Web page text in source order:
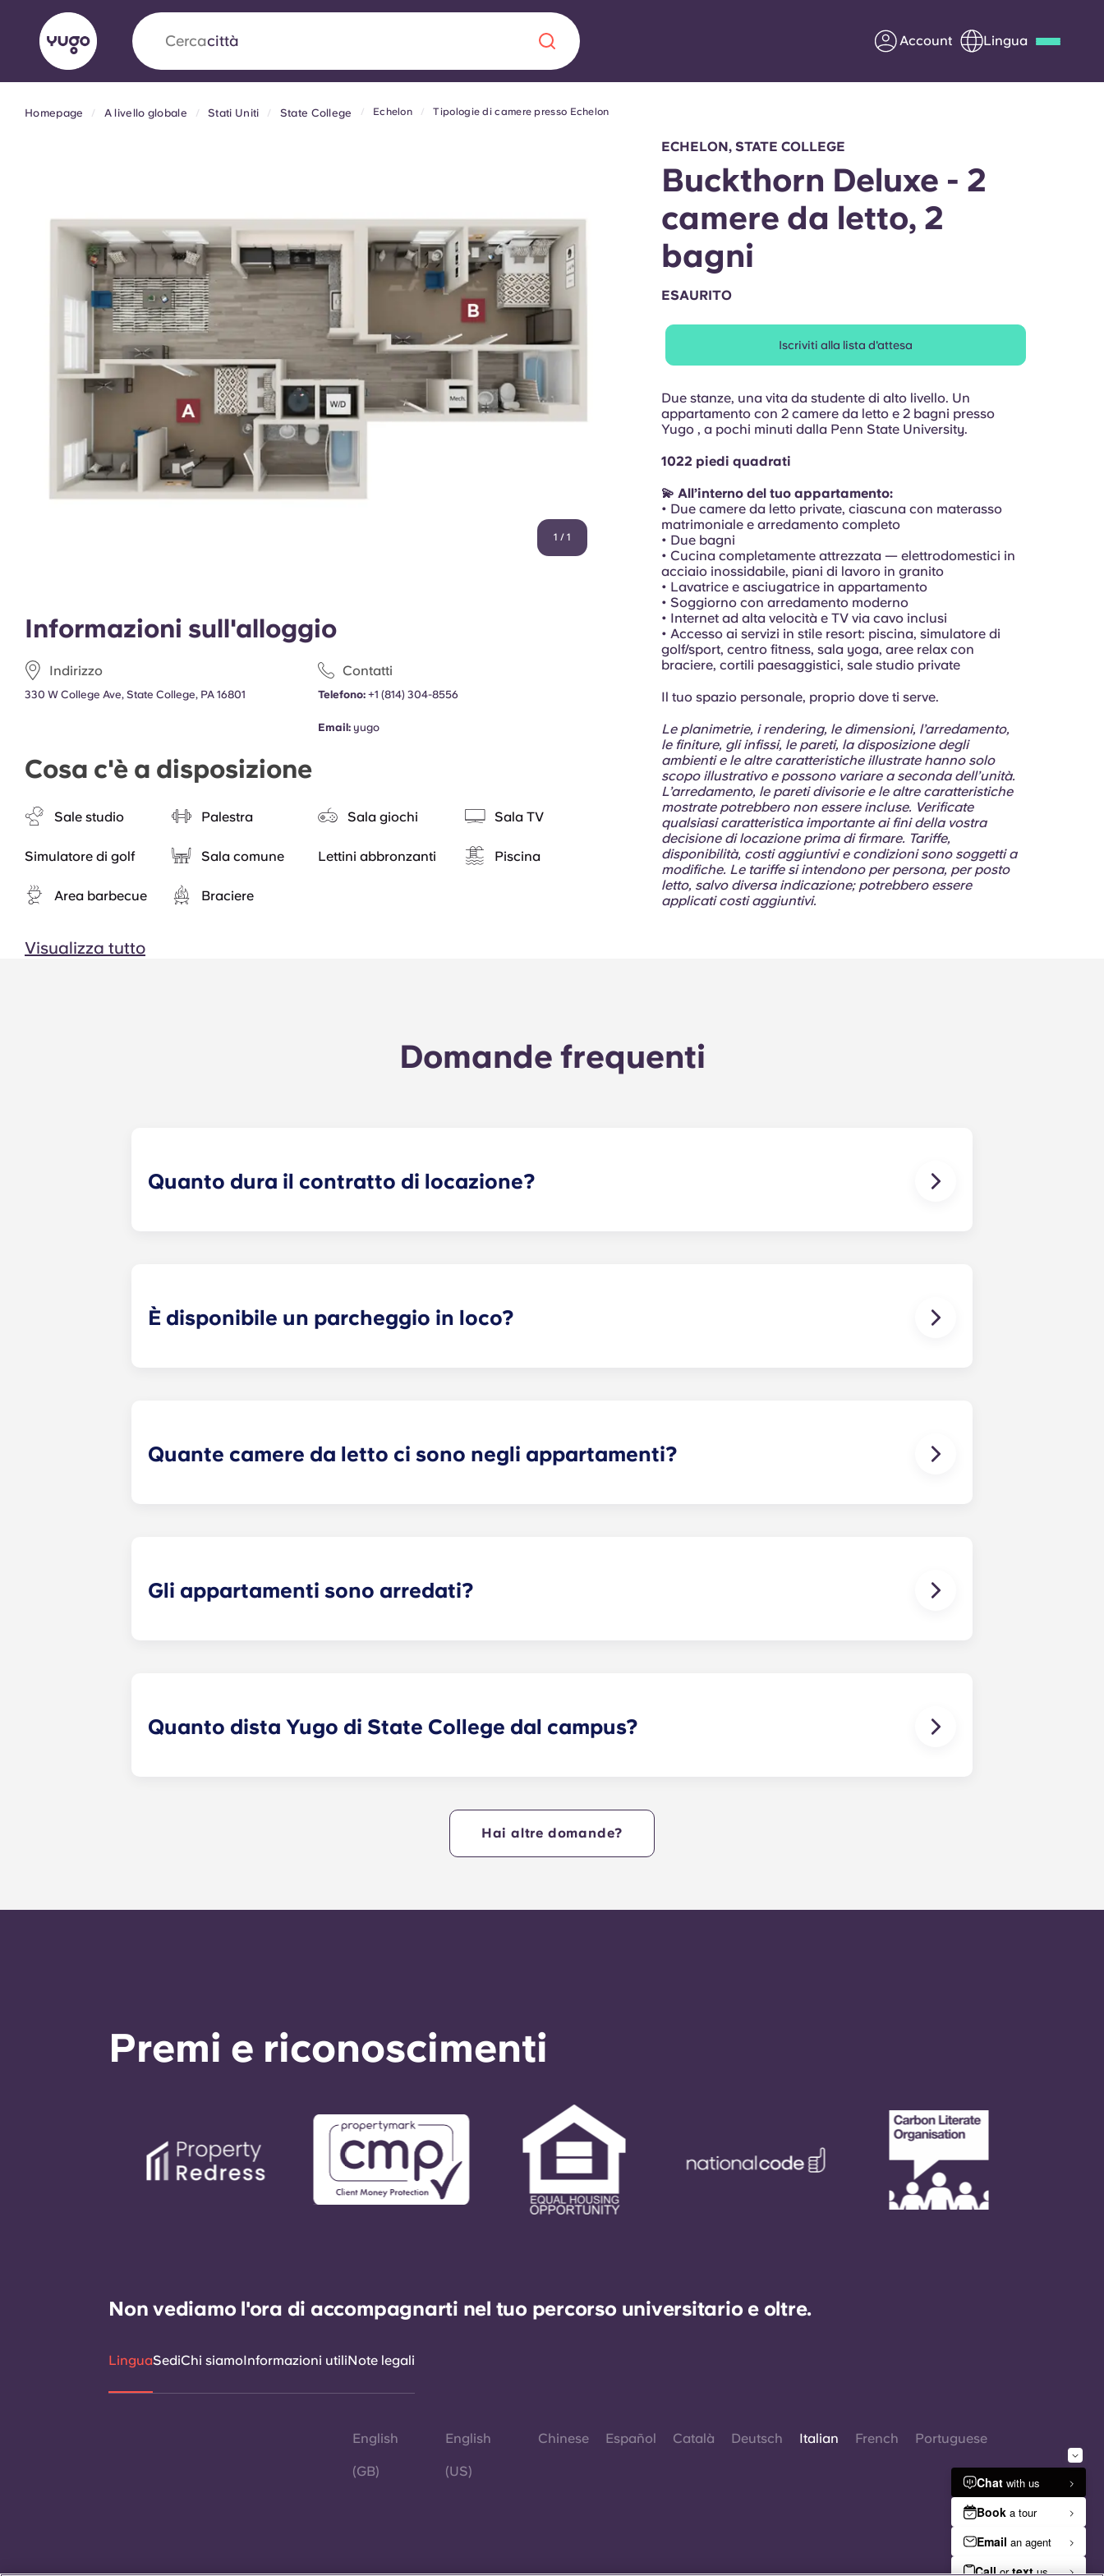
Cercacittà Account Lingua
Yugo VCARB: Verso una nuova era nel
settore Alloggi per Studenti
La partnership pionieristica Yugocon VCARB alimenta
l'innovazione, l'ambizione e momenti indimenticabili per gli
studenti.
Chi siamo
Domande frequenti
Contattaci
English (GB) English (US) Español
Homepage A livello globale Stati Uniti State College Echelon Tipologie di camere presso Echelon
1 / 1
Informazioni sull'alloggio
Indirizzo
330 W College Ave, State College, PA 16801
Contatti
Telefono: +1 (814) 304-8556
Email: yugo
Cosa c'è a disposizione
Sale studio Palestra Sala giochi Sala TV
Simulatore di golf Sala comune Lettini abbronzanti Piscina
Area barbecue Braciere
Visualizza tutto
ECHELON, STATE COLLEGE
Buckthorn Deluxe - 2
camere da letto, 2
bagni
ESAURITO
Iscriviti alla lista d'attesa
Due stanze, una vita da studente di alto livello. Un
appartamento con 2 camere da letto e 2 bagni presso
Yugo , a pochi minuti dalla Penn State University.
1022 piedi quadrati
💫 All’interno del tuo appartamento:
• Due camere da letto private, ciascuna con materasso
matrimoniale e arredamento completo
• Due bagni
• Cucina completamente attrezzata — elettrodomestici in
acciaio inossidabile, piani di lavoro in granito
• Lavatrice e asciugatrice in appartamento
• Soggiorno con arredamento moderno
• Internet ad alta velocità e TV via cavo inclusi
• Accesso ai servizi in stile resort: piscina, simulatore di
golf/sport, centro fitness, sala yoga, aree relax con
braciere, cortili paesaggistici, sale studio private
Il tuo spazio personale, proprio dove ti serve.
Le planimetrie, i rendering, le dimensioni, l’arredamento,
le finiture, gli infissi, le pareti, la disposizione degli
ambienti e le altre caratteristiche illustrate hanno solo
scopo illustrativo e possono variare a seconda dell’unità.
L’arredamento, le pareti divisorie e le altre caratteristiche
mostrate potrebbero non essere incluse. Verificate
qualsiasi caratteristica importante ai fini della vostra
decisione di locazione prima di firmare. Tariffe,
disponibilità, costi aggiuntivi e condizioni sono soggetti a
modifiche. Le tariffe si intendono per persona, per posto
letto, salvo diversa indicazione; potrebbero essere
applicati costi aggiuntivi.
Domande frequenti
Quanto dura il contratto di locazione?
È disponibile un parcheggio in loco?
Quante camere da letto ci sono negli appartamenti?
Gli appartamenti sono arredati?
Quanto dista Yugo di State College dal campus?
centrale che garantisce agli studenti della Penn State il massimo della praticità, consentendo loro di vivere nei nostri
appartamenti a State College, in Pennsylvania, e di raggiungere rapidamente le aule!
Hai altre domande?
Premi e riconoscimenti
Non vediamo l'ora di accompagnarti nel tuo percorso universitario e oltre.
LinguaSediChi siamoInformazioni utiliNote legali
English
(GB)
English
(US)
Chinese Español Català Deutsch Italian French Portuguese